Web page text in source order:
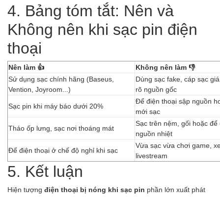
4. Bảng tóm tắt: Nên và
Không nên khi sạc pin điện
thoại
Nên làm 👍
Không nên làm 👎
Sử dụng sạc chính hãng (Baseus,
Vention, Joyroom...)
Dùng sạc fake, cáp sạc
rõ nguồn gốc
Sạc pin khi máy báo dưới 20%
Để điện thoại sập nguồn
mới sạc
Tháo ốp lưng, sạc nơi thoáng mát
Sạc trên nệm, gối hoặc để
nguồn nhiệt
Để điện thoại ở chế độ nghỉ khi sạc
Vừa sạc vừa chơi game,
livestream
5. Kết luận
Hiện tượng điện thoại bị nóng khi sạc pin phần lớn xuất phát